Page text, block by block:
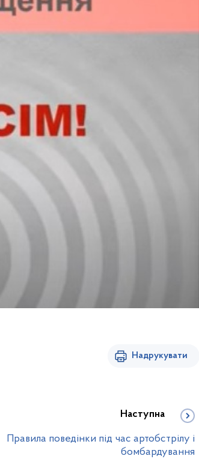
Надрукувати
Наступна
Правила поведінки під час артобстрілу і
бомбардування